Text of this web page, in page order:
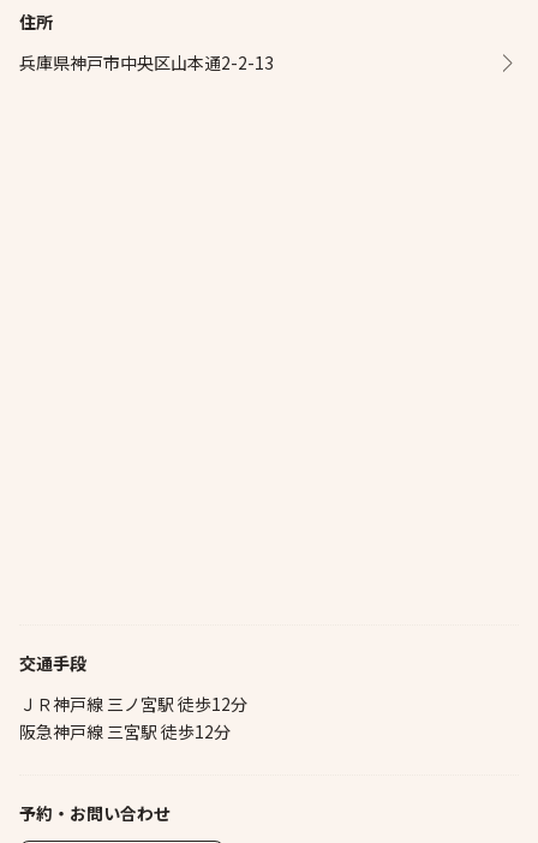
住所
兵庫県神戸市中央区山本通2-2-13
交通手段
ＪＲ神戸線 三ノ宮駅 徒歩12分
阪急神戸線 三宮駅 徒歩12分
予約・お問い合わせ